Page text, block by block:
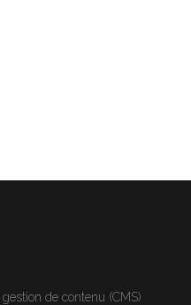
de contenu (CMS)